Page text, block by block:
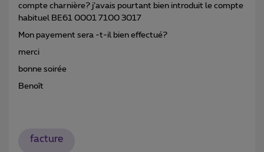
compte charnière? j’avais pourtant bien introduit le compte
habituel BE61 0001 7100 3017
Mon payement sera -t-il bien effectué?
merci
bonne soirée
Benoît
facture